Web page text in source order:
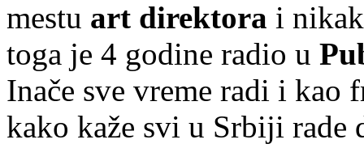
mestu art direktora i
toga je 4 godine radio u
Inače sve vreme radi i kao
kako kaže svi u Srbiji rade